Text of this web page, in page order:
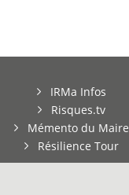
IRMa Infos
Risques.tv
Mémento du Maire
Résilience Tour